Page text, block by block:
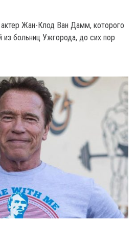
Жан-Клод Ван Дамм, которого
из больниц Ужгорода, до сих пор